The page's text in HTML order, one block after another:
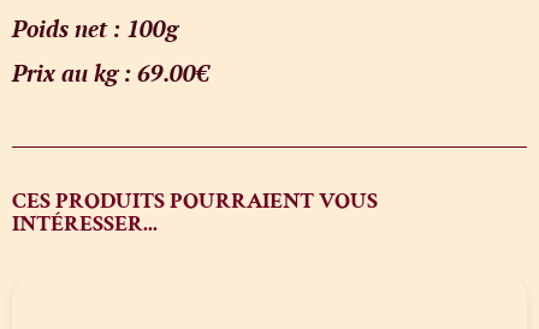
Poids net : 100g
Prix au kg : 69.00€
CES PRODUITS POURRAIENT VOUS
INTÉRESSER...